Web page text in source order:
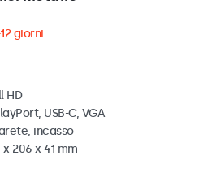
giorni
HD
USB-C, VGA
incasso
206 x 41 mm